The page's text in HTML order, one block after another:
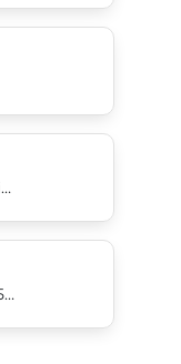
Profibus DP GSD Séries 5B/5C
CommPro Séries 5B 5C